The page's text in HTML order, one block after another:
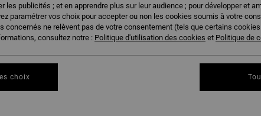
les publicités ; et en apprendre plus sur leur audience ; pour développer et
paramétrer vos choix pour accepter ou non les cookies soumis à votre
concernés ne relèvent pas de votre consentement (tels que certains
consultez notre : Politique d'utilisation des cookies et Politique de
choix